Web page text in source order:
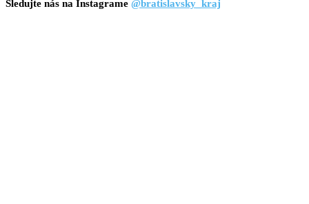
Sledujte nás na Instagrame @bratislavsky_kraj